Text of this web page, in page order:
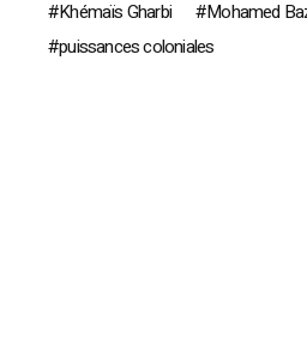
Khémaïs Gharbi Mohamed
puissances coloniales